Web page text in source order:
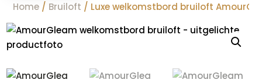
Home / Bruiloft / Luxe welkomstbord bruiloft